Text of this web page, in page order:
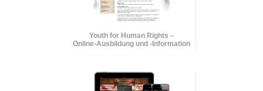
Youth for Human Rights –
Online-Ausbildung und-Information